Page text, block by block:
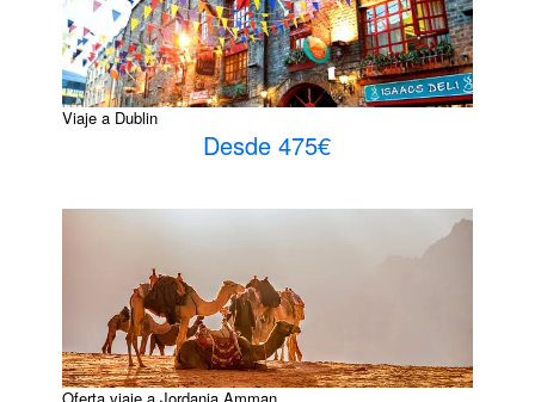
Viaje a Dublin
Desde 475€
Oferta viaje a Jordania Amman